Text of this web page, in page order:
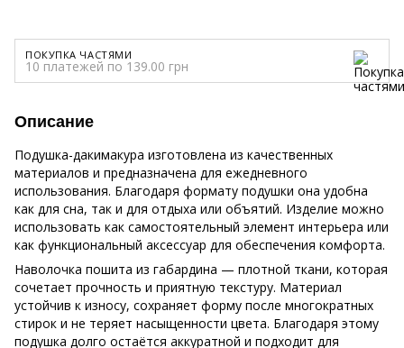
ПОКУПКА ЧАСТЯМИ
10 платежей по 139.00 грн
Описание
Подушка-дакимакура изготовлена из качественных
материалов и предназначена для ежедневного
использования. Благодаря формату подушки она удобна
как для сна, так и для отдыха или объятий. Изделие можно
использовать как самостоятельный элемент интерьера или
как функциональный аксессуар для обеспечения комфорта.
Наволочка пошита из габардина — плотной ткани, которая
сочетает прочность и приятную текстуру. Материал
устойчив к износу, сохраняет форму после многократных
стирок и не теряет насыщенности цвета. Благодаря этому
подушка долго остаётся аккуратной и подходит для